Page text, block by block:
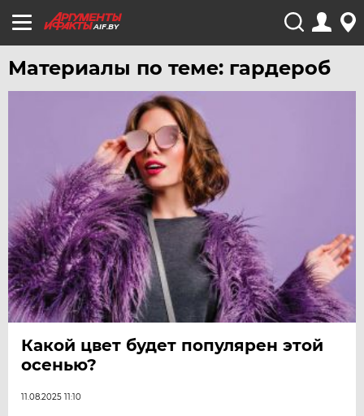
AIF.BY
Материалы по теме: гардероб
Какой цвет будет популярен этой
осенью?
11.08.2025 11:10